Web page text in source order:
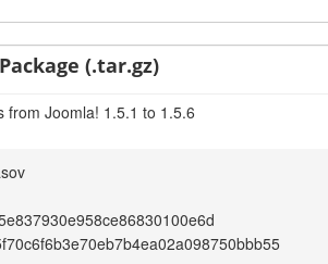
(.tar.gz)
from Joomla! 1.5.1 to 1.5.6